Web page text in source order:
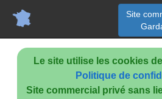
Le site utilise les cookies
Politique de
Site commercial privé sans
Site